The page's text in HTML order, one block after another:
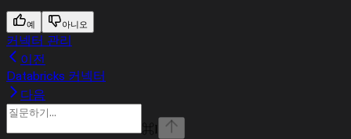
예 아니오
커넥터 관리
이전
Databricks 커넥터
다음
I